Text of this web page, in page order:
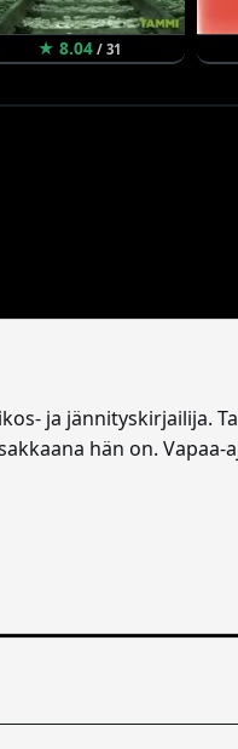
★ 8.04 / 31
ja jännityskirjailija.
hän on.